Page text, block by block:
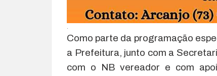
.
Como parte da programação
a Prefeitura, junto com a
com o NB vereador e com